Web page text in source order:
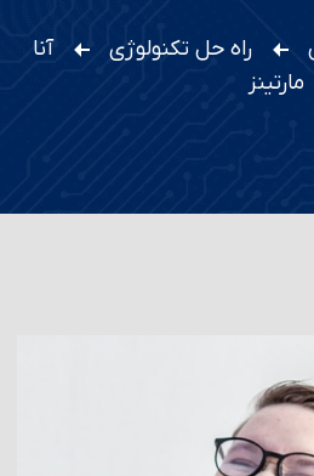
راه حل تکنولوژی
آنا
مارتینز